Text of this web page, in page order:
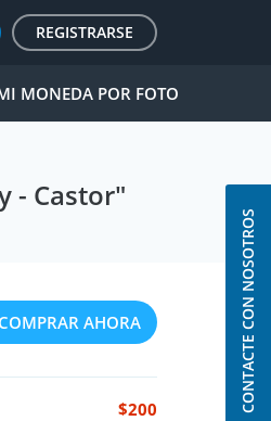
REGISTRARSE
MONEDA POR FOTO
- Castor"
COMPRAR AHORA
$200 CONTACTE CON NOSOTROS